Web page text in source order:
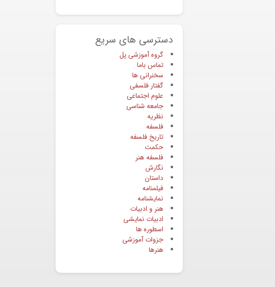
دسترسی های سریع
گروه آموزشی پل
تماس باما
سخنرانی ها
گفتار فلسفی
علوم اجتماعی
جامعه شناسی
نظریه
فلسفه
تاریخ فلسفه
حکمت
فلسفه هنر
نگارش
داستان
فیلمنامه
نمایشنامه
هنر و ادبیات
ادبیات نمایشی
اسطوره ها
جزوات آموزشی
هنرها